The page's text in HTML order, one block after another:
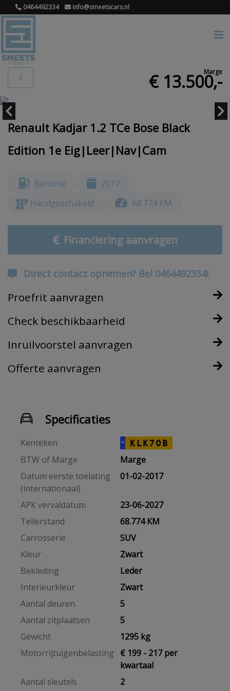
0464492334 info@smeetscars.nl
Marge
€ 13.500,-
Renault Kadjar 1.2 TCe Bose Black
Edition 1e Eig|Leer|Nav|Cam
Benzine
2017
Handgeschakeld
68.774 KM
Financiering aanvragen
Direct contact opnemen? Bel 0464492334!
Proefrit aanvragen
Check beschikbaarheid
Inruilvoorstel aanvragen
Offerte aanvragen
Specificaties
Kenteken NL KLK70B
BTW of Marge
Marge
Datum eerste toelating
(internationaal)
01-02-2017
APK vervaldatum
23-06-2027
Tellerstand
68.774 KM
Carrosserie
SUV
Kleur
Zwart
Bekleding
Leder
Interieurkleur
Zwart
Aantal deuren
5
Aantal zitplaatsen
5
Gewicht
1295 kg
Motorrijtuigenbelasting
€ 199 - 217 per
kwartaal
Aantal sleutels
2